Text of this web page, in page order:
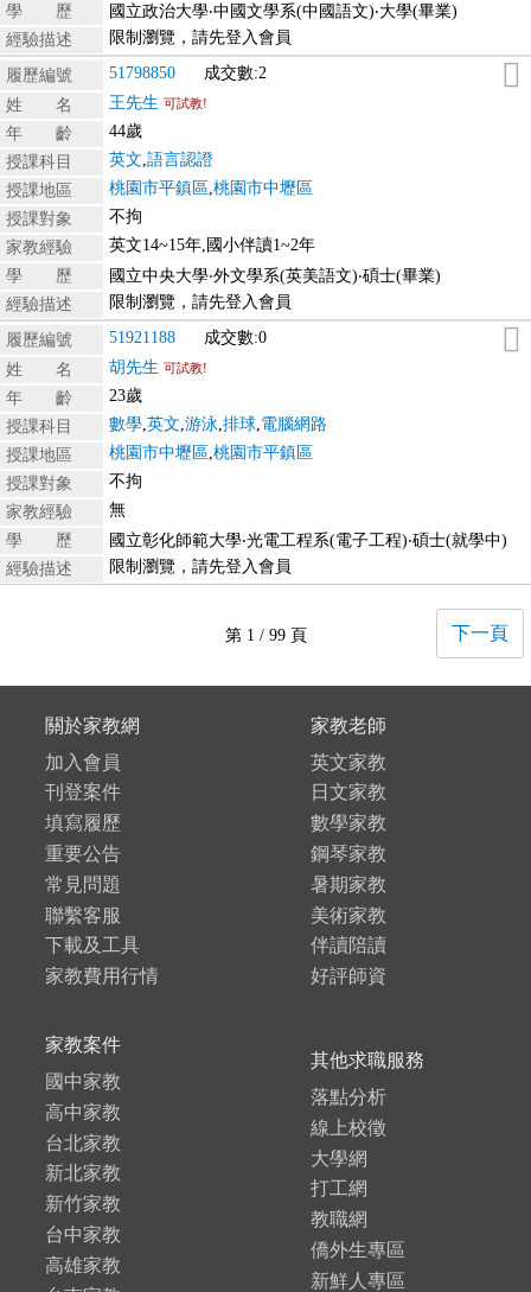
學 歷
國立政治大學‧中國文學系(中國語文)‧大學(畢業)
經驗描述
限制瀏覽，請先登入會員
履歷編號 51798850
成交數:2
姓 名
王先生 可試教!
年 齡
44歲
授課科目
英文 語言認證
授課地區
桃園市平鎮區 桃園市中壢區
授課對象
不拘
家教經驗
英文14~15年,國小伴讀1~2年
學 歷
國立中央大學‧外文學系(英美語文)‧碩士(畢業)
經驗描述
限制瀏覽，請先登入會員
履歷編號 51921188
成交數:0
姓 名
胡先生 可試教!
年 齡
23歲
授課科目
數學 英文 游泳 排球 電腦網路
授課地區
桃園市中壢區 桃園市平鎮區
授課對象
不拘
家教經驗
無
學 歷
國立彰化師範大學‧光電工程系(電子工程)‧碩士(就學中)
經驗描述
限制瀏覽，請先登入會員
第 1 / 99 頁 下一頁
關於家教網
加入會員
刊登案件
填寫履歷
重要公告
常見問題
聯繫客服
下載及工具
家教費用行情
家教老師
英文家教
日文家教
數學家教
鋼琴家教
暑期家教
美術家教
伴讀陪讀
好評師資
家教案件
國中家教
高中家教
台北家教
新北家教
新竹家教
台中家教
高雄家教
其他求職服務
落點分析
線上校徵
大學網
打工網
教職網
僑外生專區
新鮮人專區